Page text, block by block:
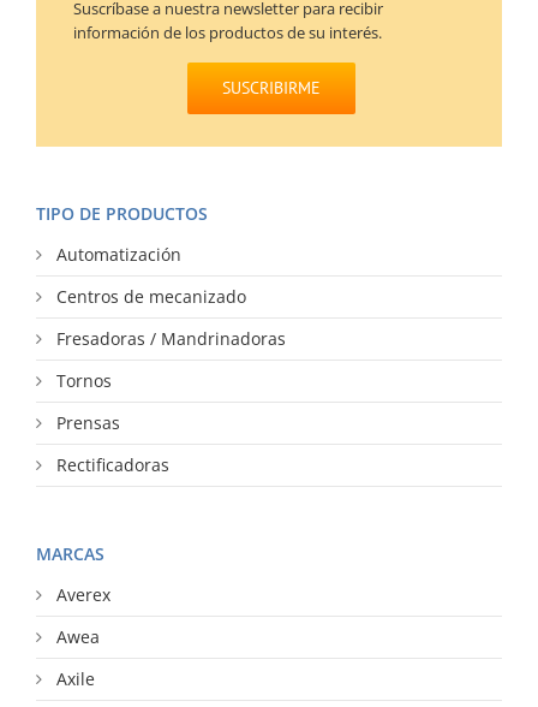
Suscríbase a nuestra newsletter para recibir
información de los productos de su interés.
SUSCRIBIRME
TIPO DE PRODUCTOS
Automatización
Centros de mecanizado
Fresadoras / Mandrinadoras
Tornos
Prensas
Rectificadoras
MARCAS
Averex
Awea
Axile